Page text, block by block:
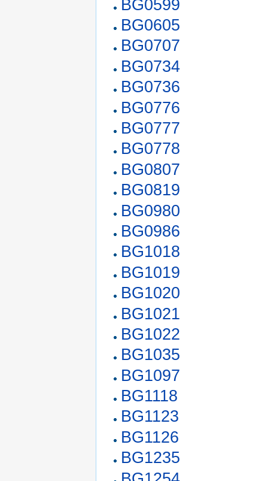
BG0599
BG0605
BG0707
BG0734
BG0736
BG0776
BG0777
BG0778
BG0807
BG0819
BG0980
BG0986
BG1018
BG1019
BG1020
BG1021
BG1022
BG1035
BG1097
BG1118
BG1123
BG1126
BG1235